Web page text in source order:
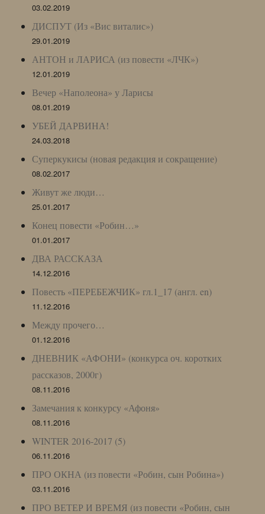
03.02.2019
ДИСПУТ (Из «Вис виталис»)
29.01.2019
АНТОН и ЛАРИСА (из повести «ЛЧК»)
12.01.2019
Вечер «Наполеона» у Ларисы
08.01.2019
УБЕЙ ДАРВИНА!
24.03.2018
Суперкукисы (новая редакция и сокращение)
08.02.2017
Живут же люди…
25.01.2017
Конец повести «Робин…»
01.01.2017
ДВА РАССКАЗА
14.12.2016
Повесть «ПЕРЕБЕЖЧИК» гл.1_17 (англ. en)
11.12.2016
Между прочего…
01.12.2016
ДНЕВНИК «АФОНИ» (конкурса оч. коротких
рассказов, 2000г)
08.11.2016
Замечания к конкурсу «Афоня»
08.11.2016
WINTER 2016-2017 (5)
06.11.2016
ПРО ОКНА (из повести «Робин, сын Робина»)
03.11.2016
ПРО ВЕТЕР И ВРЕМЯ (из повести «Робин, сын